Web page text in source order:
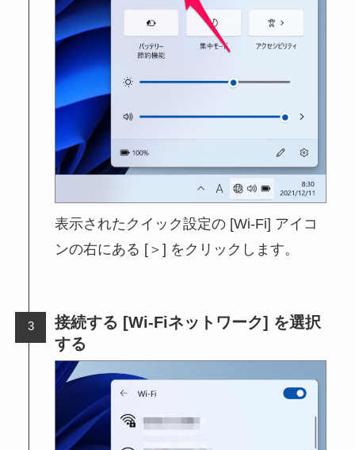
表示されたクイック設定の [Wi-Fi] アイコ
ンの右にある [＞] をクリックします。
接続する [Wi-Fiネットワーク] を選択
する